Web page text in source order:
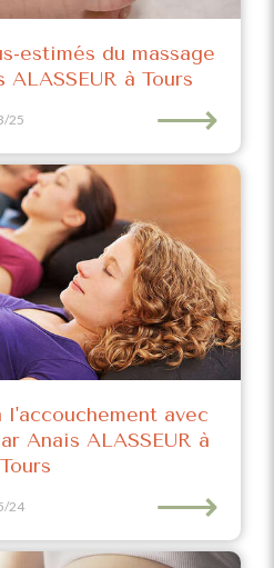
estimés du massage
à Tours
25 ⟶
avec
Anais ALASSEUR à
Tours
24 ⟶